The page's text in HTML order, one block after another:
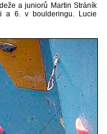
a juniorů Martin Stráník
a 6. v boulderingu. Lucie